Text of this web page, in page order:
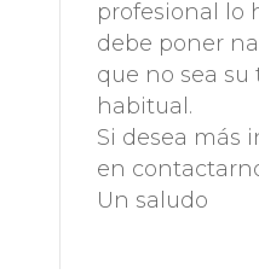
profesional lo
debe poner
que no sea
habitual.
Si desea más
en
Un saludo